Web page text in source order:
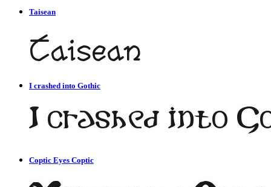
Taisean
I crashed into Gothic
Coptic Eyes Coptic